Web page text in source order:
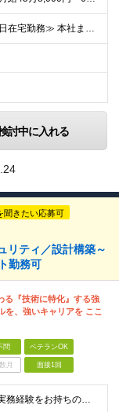
≪リモートワークOK｜週3日在宅勤務≫ 本社またはプロジェクト先での勤務となります。 ※請負案件が多く、自社内での出社×リモートのハイブリッドワークが主体です！ 【本社】 東京都港区西新橋3-5-9
討中に入れる
聞きたい応募可
リティ／設計構築～
勤務可
る『技術に特化』する強
を、強いキャリアを ここ
問 ベテランOK
月 面接1回
◆IT業界で何かしらの技術実務経験をお持ちの方（インフラ／開発不問） ◆学歴不問 【受注過多により、急募！】 面接から採用までスムーズに！結果は翌日までに通知できます。 即日入社希望も承れます！